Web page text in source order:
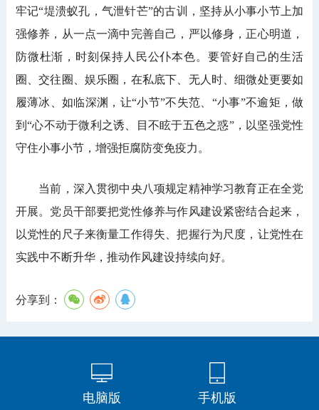
牢记“堤溃蚁孔，气泄针芒”的古训，坚持从小事小节上加
强修养，从一点一滴中完善自己，严以修身，正心明道，
防微杜渐，时刻保持人民公仆本色。要管好自己的生活
圈、交往圈、娱乐圈，在私底下、无人时、细微处更要如
履薄冰、如临深渊，让“小节”不失范、“小事”不逾矩，做
到“心不动于微利之诱、目不眩于五色之惑”，以坚强党性
守住小事小节，增强拒腐防变免疫力。
当前，深入贯彻中央八项规定精神学习教育正在全党
开展。党员干部要把党性修养与作风建设紧密结合起来，
以党性的尺子来衡量工作得失、把握行为尺度，让党性在
实践中不断升华，推动作风建设持续向好。
分享到：
电脑版 手机版